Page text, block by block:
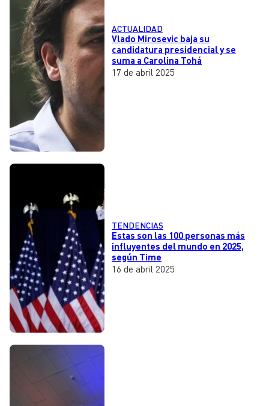
ACTUALIDAD
Vlado Mirosevic baja su
candidatura presidencial y se
suma a Carolina Tohá
17 de abril 2025
TENDENCIAS
Estas son las 100 personas más
influyentes del mundo en 2025,
según Time
16 de abril 2025